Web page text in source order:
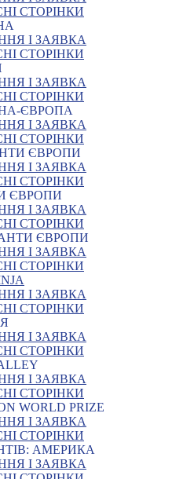
СТОРІНКИ
І ЗАЯВКА
СТОРІНКИ
І ЗАЯВКА
СТОРІНКИ
ЄВРОПА
І ЗАЯВКА
СТОРІНКИ
ЄВРОПИ
І ЗАЯВКА
СТОРІНКИ
ЄВРОПИ
І ЗАЯВКА
СТОРІНКИ
ЄВРОПИ
І ЗАЯВКА
СТОРІНКИ
І ЗАЯВКА
СТОРІНКИ
І ЗАЯВКА
СТОРІНКИ
І ЗАЯВКА
СТОРІНКИ
WORLD PRIZE
І ЗАЯВКА
СТОРІНКИ
АМЕРИКА
І ЗАЯВКА